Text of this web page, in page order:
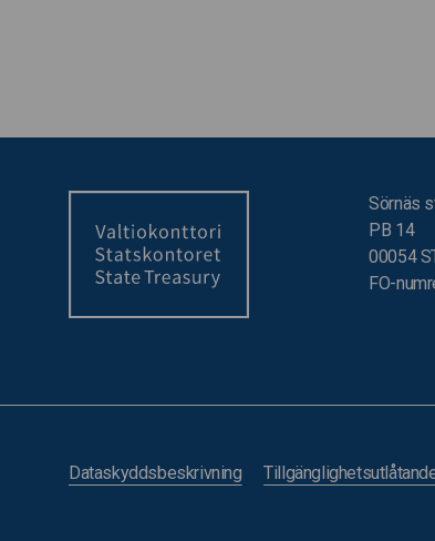
Sörnäs
PB 14
00054
FO-
Dataskyddsbeskrivning